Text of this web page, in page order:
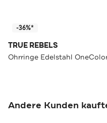
-36%*
TRUE REBELS
Ohrringe Edelstahl
Andere Kunden